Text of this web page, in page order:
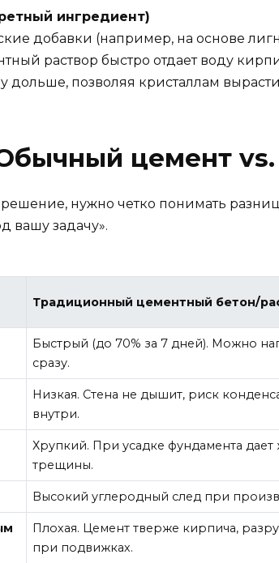
ингредиент)
добавки (например, на основе
раствор быстро отдает воду
дольше, позволяя кристаллам
цемент
нужно четко понимать
вашу задачу».
Традиционный цементный бетон/
Быстрый (до 70% за 7 дней). Можно
сразу.
Низкая. Стена не дышит, риск
внутри.
Хрупкий. При усадке фундамента дает
трещины.
Высокий углеродный след при
Плохая. Цемент тверже кирпича,
при подвижках.